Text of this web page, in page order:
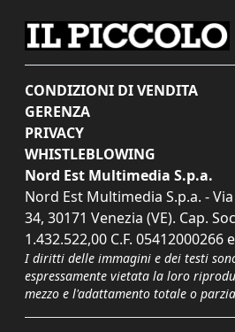
CONDIZIONI DI VENDITA
GERENZA
PRIVACY
WHISTLEBLOWING
Nord Est Multimedia S.p.a.
Nord Est Multimedia S.p.a. -
34, 30171 Venezia (VE). Cap.
1.432.522,00 C.F. 05412000266
I diritti delle immagini e dei testi
espressamente vietata la loro
mezzo e l'adattamento totale o